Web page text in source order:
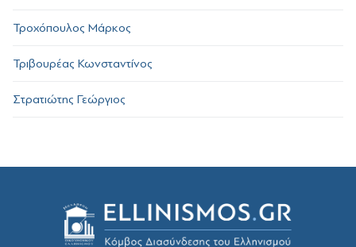
Τροχόπουλος Μάρκος
Τριβουρέας Κωνσταντίνος
Στρατιώτης Γεώργιος